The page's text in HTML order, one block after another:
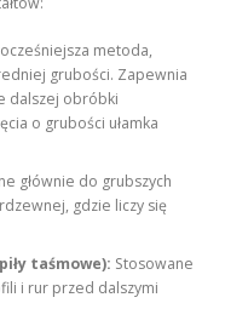
metoda,
grubości. Zapewnia
dalszej obróbki
o grubości ułamka
głównie do grubszych
gdzie liczy się
taśmowe): Stosowane
i rur przed dalszymi